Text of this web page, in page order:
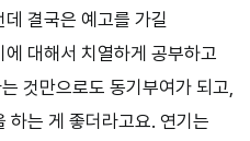
결국은 예고를 가길
대해서 치열하게 공부하고
것만으로도 동기부여가 되고,
하는 게 좋더라고요. 연기는